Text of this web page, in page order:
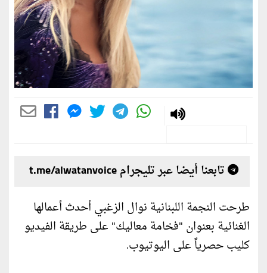
تابعنا أيضا عبر تليجرام t.me/alwatanvoice
طرحت النجمة اللبنانية نوال الزغبي أحدث أعمالها
الغنائية بعنوان "فخامة معاليك" على طريقة الفيديو
كليب حصرياً على اليوتيوب.